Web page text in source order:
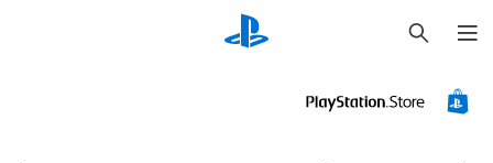
ح
ث